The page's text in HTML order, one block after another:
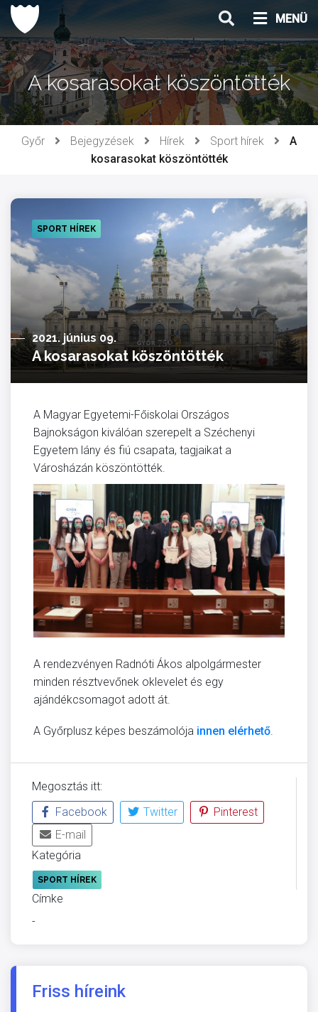
Ugrás
tartalomhoz
MENÜ
A kosarasokat köszöntötték
Győr Bejegyzések Hírek Sport hírek
A
kosarasokat köszöntötték
SPORT HÍREK
2021. június 09.
A kosarasokat köszöntötték
A Magyar Egyetemi-Főiskolai Országos
Bajnokságon kiválóan szerepelt a Széchenyi
Egyetem lány és fiú csapata, tagjaikat a
Városházán köszöntötték.
A rendezvényen Radnóti Ákos alpolgármester
minden résztvevőnek oklevelet és egy
ajándékcsomagot adott át.
A Győrplusz képes beszámolója innen elérhető.
Megosztás itt:
Facebook
Twitter
Pinterest
E-mail
Kategória
SPORT HÍREK
Címke
-
Friss híreink